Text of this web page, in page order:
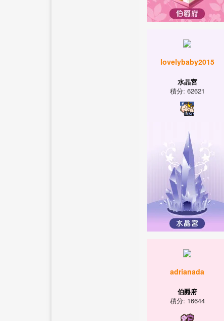
lovelybaby2015
水晶宮
積分: 62621
adrianada
伯爵府
積分: 16644